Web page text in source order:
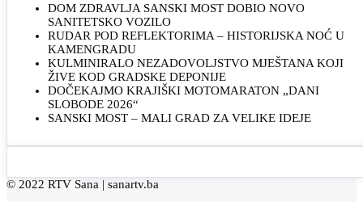
DOM ZDRAVLJA SANSKI MOST DOBIO NOVO
SANITETSKO VOZILO
RUDAR POD REFLEKTORIMA – HISTORIJSKA NOĆ U
KAMENGRADU
KULMINIRALO NEZADOVOLJSTVO MJEŠTANA KOJI
ŽIVE KOD GRADSKE DEPONIJE
DOČEKAJMO KRAJIŠKI MOTOMARATON „DANI
SLOBODE 2026“
SANSKI MOST – MALI GRAD ZA VELIKE IDEJE
© 2022 RTV Sana | sanartv.ba